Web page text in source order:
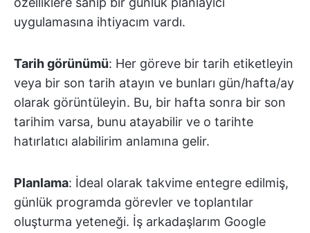
uygulamasına ihtiyacım vardı.
Tarih görünümü: Her göreve bir tarih etiketleyin
veya bir son tarih atayın ve bunları gün/hafta/ay
olarak görüntüleyin. Bu, bir hafta sonra bir son
tarihim varsa, bunu atayabilir ve o tarihte
hatırlatıcı alabilirim anlamına gelir.
Planlama: İdeal olarak takvime entegre edilmiş,
günlük programda görevler ve toplantılar
oluşturma yeteneği. İş arkadaşlarım Google